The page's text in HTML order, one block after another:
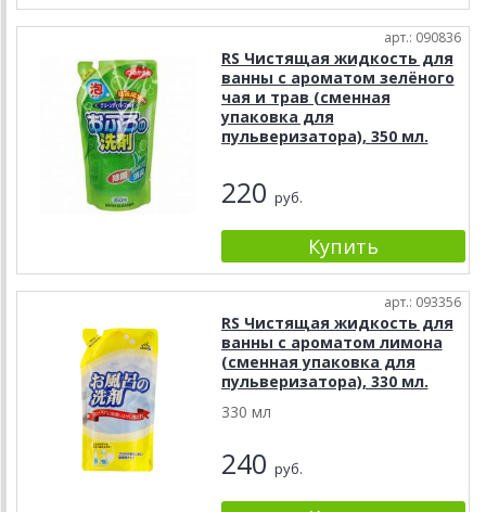
арт.: 090836
RS Чистящая жидкость для
ванны с ароматом зелёного
чая и трав (сменная
упаковка для
пульверизатора), 350 мл.
220 руб.
арт.: 093356
RS Чистящая жидкость для
ванны с ароматом лимона
(сменная упаковка для
пульверизатора), 330 мл.
330 мл
240 руб.